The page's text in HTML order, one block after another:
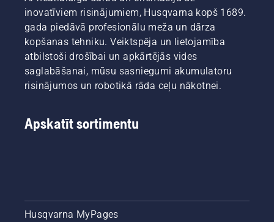
inovatīviem risinājumiem, Husqvarna kopš 1689.
gada piedāvā profesionālu meža un dārza
kopšanas tehniku. Veiktspēja un lietojamība
atbilstoši drošībai un apkārtējās vides
saglabāšanai, mūsu sasniegumi akumulatoru
risinājumos un robotikā rāda ceļu nākotnei.
Apskatīt sortimentu
Husqvarna MyPages